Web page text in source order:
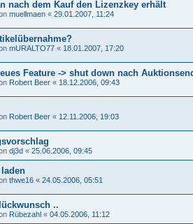
nach dem Kauf den Lizenzkey erhält
muellmaen « 29.01.2007, 11:24
mURALTO77 « 18.01.2007, 17:20
Feature -> shut down nach
Robert Beer « 18.12.2006, 09:43
Robert Beer « 12.11.2006, 19:03
dj3d « 25.06.2006, 09:45
thwe16 « 24.05.2006, 05:51
..
Rübezahl « 04.05.2006, 11:12